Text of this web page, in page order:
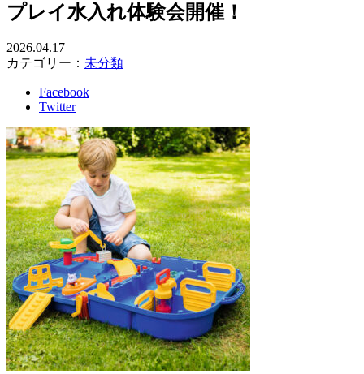
プレイ水入れ体験会開催！
2026.04.17
カテゴリー： 未分類
Facebook
Twitter